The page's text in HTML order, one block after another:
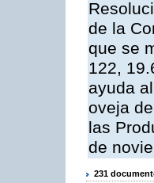
de la
que se
122,
ayuda
oveja
las
de
231